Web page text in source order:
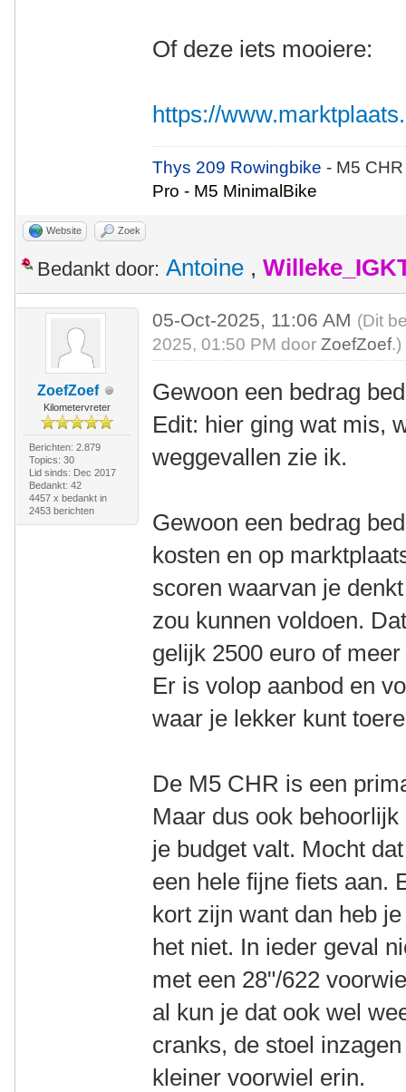
Of deze iets mooiere:
https://
Thys 209 Rowingbike- M5
Pro - M5 MinimalBike
Website Zoek
Bedankt door: Antoine ,
ZoefZoef
Kilometervreter
Berichten: 2.879
Topics: 30
Lid sinds: Dec 2017
Bedankt: 42
4457 x bedankt in
2453 berichten
05-Oct-2025, 11:06 AM (Dit
2025, 01:50 PM doorZoefZoef.)
Gewoon een bedrag
Edit: hier ging wat mis,
weggevallen zie ik.
Gewoon een bedrag
kosten en op
scoren waarvan je
zou kunnen voldoen.
gelijk 2500 euro of
Er is volop aanbod en
waar je lekker kunt
De M5 CHR is een
Maar dus ook
je budget valt. Mocht
een hele fijne fiets aan.
kort zijn want dan heb
het niet. In ieder geval
met een 28"/622
al kun je dat ook wel
cranks, de stoel
kleiner voorwiel erin.